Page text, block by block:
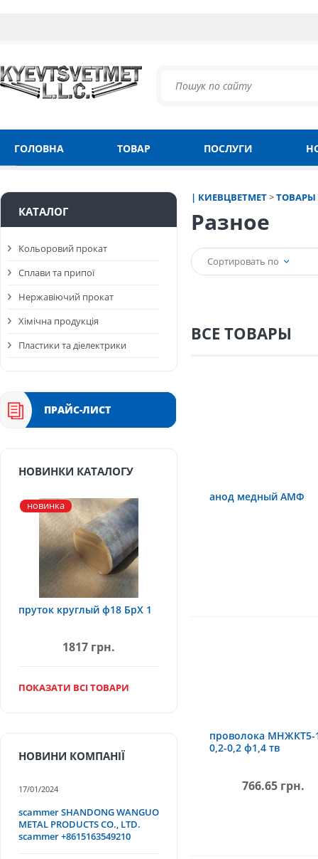
ГОЛОВНА ТОВАР ПОСЛУГИ
| КИЕВЦВЕТМЕТ>ТОВАРЫ
Разное
Сортировать по
ВСЕ ТОВАРЫ
анод медный АМФ
проволока МНЖКТ5-
0,2-0,2 ф1,4 тв
766.65 грн.
КАТАЛОГ
Кольоровий прокат
Сплави та припої
Нержавіючий прокат
Хімічна продукція
Пластики та діелектрики
ПРАЙС-ЛИСТ
НОВИНКИ КАТАЛОГУ
новинка
пруток круглый ф18 БрХ 1
1817 грн.
ПОКАЗАТИ ВСІ ТОВАРИ
НОВИНИ КОМПАНІЇ
17/01/2024
scammer SHANDONG WANGUO
METAL PRODUCTS CO., LTD.
scammer +8615163549210